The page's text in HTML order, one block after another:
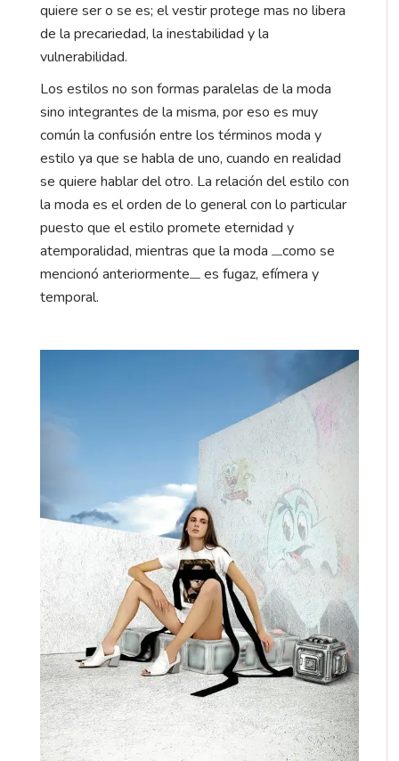
quiere ser o se es; el vestir protege mas no libera
de la precariedad, la inestabilidad y la
vulnerabilidad.
Los estilos no son formas paralelas de la moda
sino integrantes de la misma, por eso es muy
común la confusión entre los términos moda y
estilo ya que se habla de uno, cuando en realidad
se quiere hablar del otro. La relación del estilo con
la moda es el orden de lo general con lo particular
puesto que el estilo promete eternidad y
atemporalidad, mientras que la moda —como se
mencionó anteriormente— es fugaz, efímera y
temporal.